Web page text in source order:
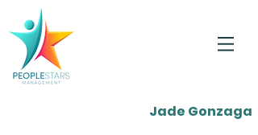
Jade Gonzaga